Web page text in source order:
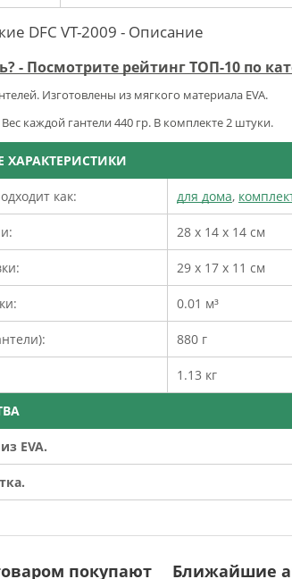
DFC VT-2009 - Описание
- Посмотрите рейтинг ТОП-10 по
Изготовлены из мягкого материала EVA.
каждой гантели 440 гр. В комплекте 2 штуки.
ХАРАКТЕРИСТИКИ
как: для дома,
28 х 14 х 14 см
29 х 17 х 11 см
0.01 м³
880 г
1.13 кг
EVA.
покупают Ближайшие